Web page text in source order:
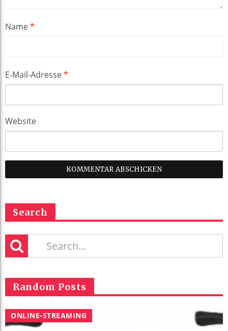
Name*
E-Mail-Adresse*
Website
Search
Random Posts
ONLINE-STREAMING